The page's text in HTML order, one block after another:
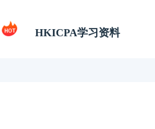
HKICPA学习资料